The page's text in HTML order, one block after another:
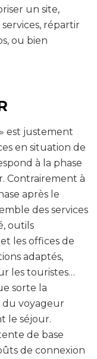
un site,
répartir
ou bien
est justement
en situation de
à la phase
Contrairement à
après le
des services
outils
les offices de
adaptés,
les touristes…
sorte la
du voyageur
le séjour.
de base
de connexion